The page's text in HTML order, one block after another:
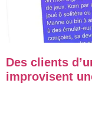
Des clients
improvisent